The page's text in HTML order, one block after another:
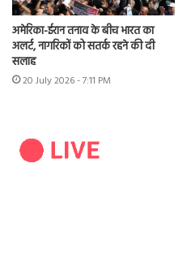
अमेरिका-ईरान तनाव के बीच भारत का
अलर्ट, नागरिकों को सतर्क रहने की दी
सलाह
20 July 2026 - 7:11 PM